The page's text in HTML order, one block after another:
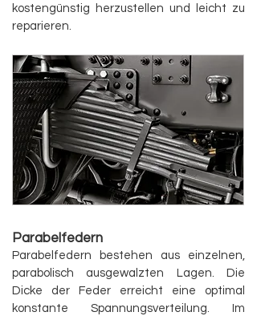
kostengünstig herzustellen und leicht zu
reparieren.
Parabelfedern
Parabelfedern bestehen aus einzelnen,
parabolisch ausgewalzten Lagen. Die
Dicke der Feder erreicht eine optimal
konstante Spannungsverteilung. Im